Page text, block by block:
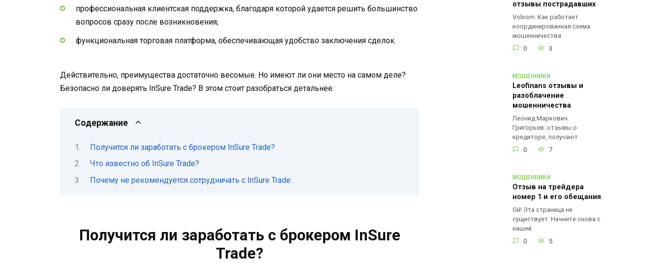
профессиональная клиентская поддержка, благодаря которой удается решить большинство
вопросов сразу после возникновения;
функциональная торговая платформа, обеспечивающая удобство заключения сделок.
Действительно, преимущества достаточно весомые. Но имеют ли они место на самом деле?
Безопасно ли доверять InSure Trade? В этом стоит разобраться детальнее.
Содержание
Получится ли заработать с брокером InSure Trade?
Что известно об InSure Trade?
Почему не рекомендуется сотрудничать с InSure Trade
Получится ли заработать с брокером InSure
Trade?
отзывы пострадавших
Volirom: Как работает
координированная схема
мошенничества
0
3
МОШЕННИКИ
Leofinans отзывы и
разоблачение
мошенничества
Леонид Маркович
Григорьев: отзывы о
кредиторе, получают
0
7
МОШЕННИКИ
Отзыв на трейдера
номер 1 и его обещания
Ой! Эта страница не
существует. Начните снова с
нашей
0
5